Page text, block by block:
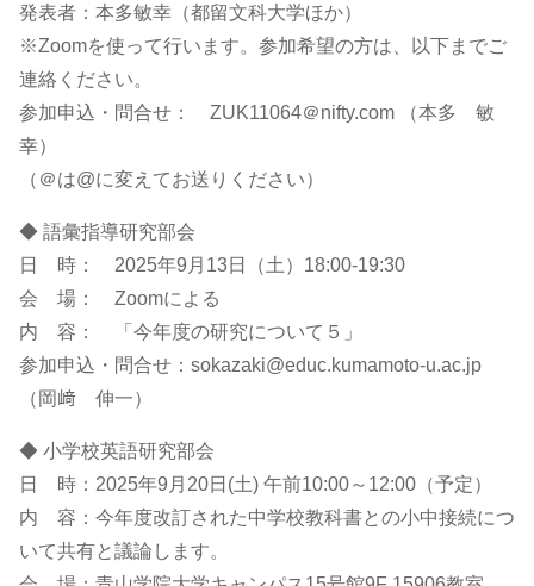
発表者：本多敏幸（都留文科大学ほか）
※Zoomを使って行います。参加希望の方は、以下までご
連絡ください。
参加申込・問合せ： ZUK11064＠nifty.com （本多 敏
幸）
（＠は@に変えてお送りください）
◆ 語彙指導研究部会
日 時： 2025年9月13日（土）18:00-19:30
会 場： Zoomによる
内 容： 「今年度の研究について５」
参加申込・問合せ：sokazaki@educ.kumamoto-u.ac.jp
（岡﨑 伸一）
◆ 小学校英語研究部会
日 時：2025年9月20日(土) 午前10:00～12:00（予定）
内 容：今年度改訂された中学校教科書との小中接続につ
いて共有と議論します。